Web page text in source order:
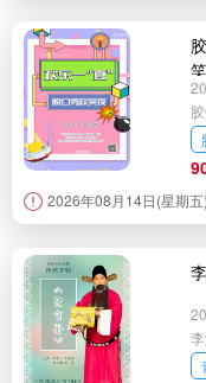
2026年08月14日(星期五)